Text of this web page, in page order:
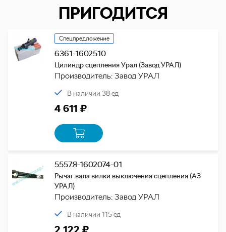
ПРИГОДИТСЯ
Спецпредложение
6361-1602510
Цилиндр сцепления Урал (Завод УРАЛ)
Производитель: Завод УРАЛ
В наличии 38 ед
4 611 ₽
5557Я-1602074-01
Рычаг вала вилки выключения сцепления (АЗ
УРАЛ)
Производитель: Завод УРАЛ
В наличии 115 ед
2 122 ₽